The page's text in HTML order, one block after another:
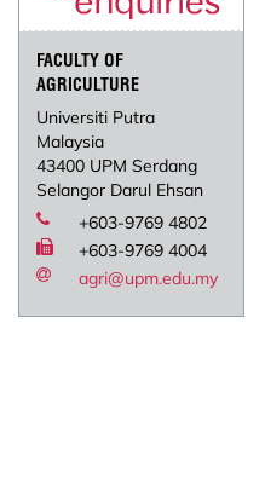
FACULTY OF
AGRICULTURE
Universiti Putra
Malaysia
43400 UPM Serdang
Selangor Darul Ehsan
+603-9769 4802
+603-9769 4004
agri@upm.edu.my